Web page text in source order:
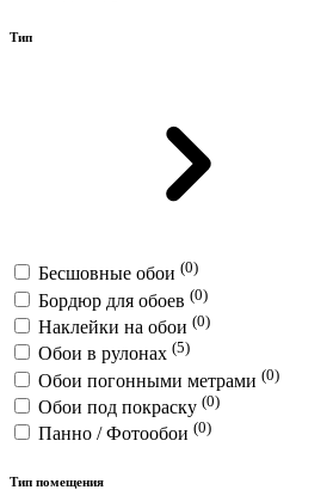
Тип
Бесшовные обои (0)
Бордюр для обоев (0)
Наклейки на обои (0)
Обои в рулонах (5)
Обои погонными метрами (0)
Обои под покраску (0)
Панно / Фотообои (0)
Тип помещения